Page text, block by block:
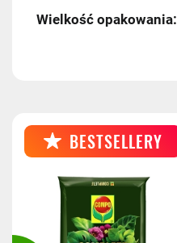
Wielkość opakowania:
BESTSELLERY